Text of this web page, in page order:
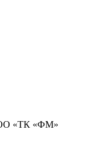
«ТК «ФМ»